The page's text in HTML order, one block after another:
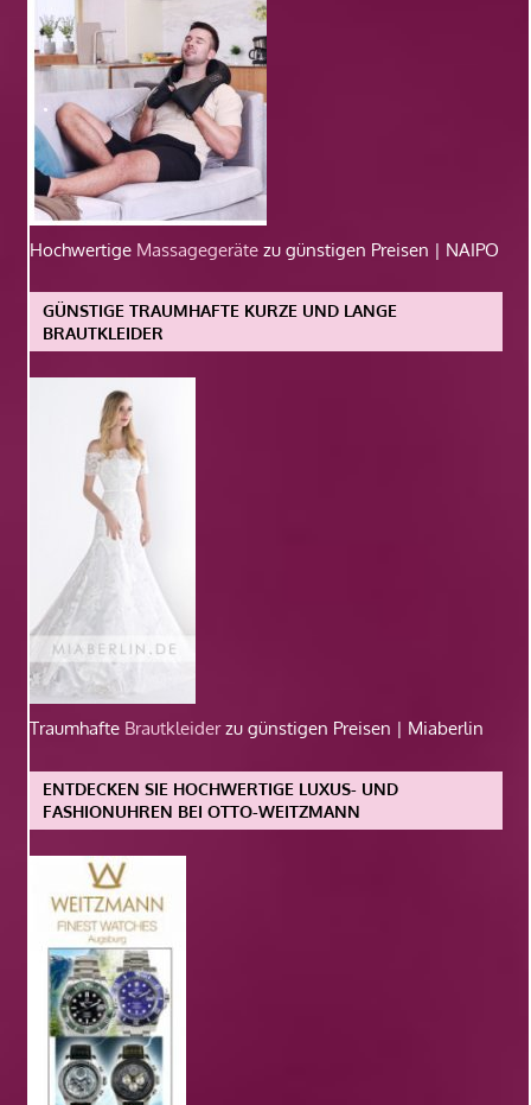
Hochwertige Massagegeräte zu günstigen Preisen | NAIPO
GÜNSTIGE TRAUMHAFTE KURZE UND LANGE
BRAUTKLEIDER
Traumhafte Brautkleiderzu günstigen Preisen | Miaberlin
ENTDECKEN SIE HOCHWERTIGE LUXUS- UND
FASHIONUHREN BEI OTTO-WEITZMANN